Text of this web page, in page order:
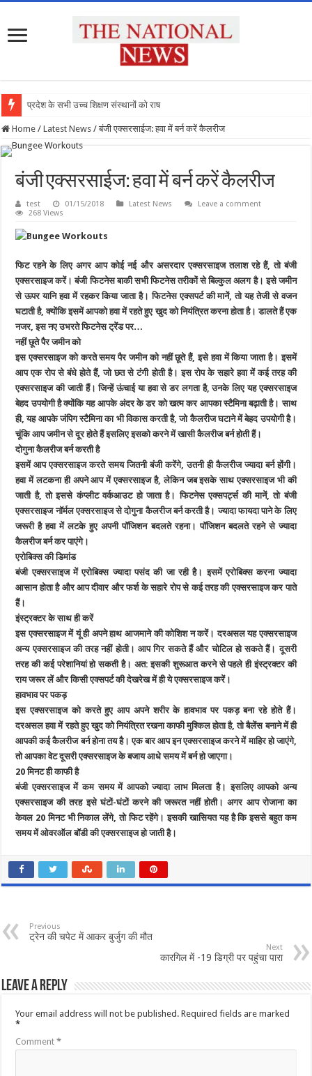
प्रदेश के सभी उच्च शिक्षण संस्थानों को राष्ट्री
Home / Latest News / बंजी एक्सरसाईज: हवा में बर्न करें कैलरीज
बंजी एक्सरसाईज: हवा में बर्न करें कैलरीज
test 01/15/2018 Latest News
Leave a comment
268 Views
फिट रहने के लिए अगर आप कोई नई और असरदार एक्सरसाइज तलाश रहे हैं, तो बंजी
एक्सरसाइज करें। बंजी फिटनेस बाकी सभी फिटनेस तरीकों से बिल्कुल अलग है। इसे जमीन
से ऊपर यानि हवा में रहकर किया जाता है। फिटनेस एक्सपर्ट की मानें, तो यह तेजी से वजन
घटाती है, क्योंकि इसमें आपको हवा में रहते हुए खुद को नियंत्रित करना होता है। डालते हैं एक
नजर, इस नए उभरते फिटनेस ट्रेंड पर…
नहीं छूते पैर जमीन को
इस एक्सरसाइज को करते समय पैर जमीन को नहीं छूते हैं, इसे हवा में किया जाता है। इसमें
आप एक रोप से बंधे होते हैं, जो छत से टंगी होती है। इस रोप के सहारे हवा में कई तरह की
एक्सरसाइज की जाती हैं। जिन्हें ऊंचाई या हवा से डर लगता है, उनके लिए यह एक्सरसाइज
बेहद उपयोगी है क्योंकि यह आपके अंदर के डर को खत्म कर आपका स्टैमिना बढ़ाती है। साथ
ही, यह आपके जंपिग स्टैमिना का भी विकास करती है, जो कैलरीज घटाने में बेहद उपयोगी है।
चूंकि आप जमीन से दूर होते हैं इसलिए इसको करने में खासी कैलरीज बर्न होती हैं।
दोगुना कैलरीज बर्न करती है
इसमें आप एक्सरसाइज करते समय जितनी बंजी करेंगे, उतनी ही कैलरीज ज्यादा बर्न होंगी।
हवा में लटकना ही अपने आप में एक्सरसाइज है, लेकिन जब इसके साथ एक्सरसाइज भी की
जाती है, तो इससे कंप्लीट वर्कआउट हो जाता है। फिटनेस एक्सपर्ट्स की मानें, तो बंजी
एक्सरसाइज नॉर्मल एक्सरसाइज से दोगुना कैलरीज बर्न करती है। ज्यादा फायदा पाने के लिए
जरूरी है हवा में लटके हुए अपनी पॉजिशन बदलते रहना। पॉजिशन बदलते रहने से ज्यादा
कैलरीज बर्न कर पाएंगे।
एरोबिक्स की डिमांड
बंजी एक्सरसाइज में एरोबिक्स ज्यादा पसंद की जा रही है। इसमें एरोबिक्स करना ज्यादा
आसान होता है और आप दीवार और फर्श के सहारे रोप से कई तरह की एक्सरसाइज कर पाते
हैं।
इंस्ट्रक्टर के साथ ही करें
इस एक्सरसाइज में यूं ही अपने हाथ आजमाने की कोशिश न करें। दरअसल यह एक्सरसाइज
अन्य एक्सरसाइज की तरह नहीं होती। आप गिर सकते हैं और चोटिल हो सकते हैं। दूसरी
तरह की कई परेशानियां हो सकती है। अत: इसकी शुरूआत करने से पहले ही इंस्ट्रक्टर की
राय जरूर लें और किसी एक्सपर्ट की देखरेख में ही ये एक्सरसाइज करें।
हावभाव पर पकड़
इस एक्सरसाइज को करते हुए आप अपने शरीर के हावभाव पर पकड़ बना रहे होते हैं।
दरअसल हवा में रहते हुए खुद को नियंत्रित रखना काफी मुश्किल होता है, तो बैलेंस बनाने में ही
आपकी कई कैलरीज बर्न होना तय है। एक बार आप इन एक्सरसाइज करने में माहिर हो जाएंगे,
तो आपका वेट दूसरी एक्सरसाइज के बजाय आधे समय में बर्न हो जाएगा।
20 मिनट ही काफी है
बंजी एक्सरसाइज में कम समय में आपको ज्यादा लाभ मिलता है। इसलिए आपको अन्य
एक्सरसाइज की तरह इसे घंटों-घंटों करने की जरूरत नहीं होती। अगर आप रोजाना का
केवल 20 मिनट भी निकाल लेंगे, तो फिट रहेंगे। इसकी खासियत यह है कि इससे बहुत कम
समय में ओवरऑल बॉडी की एक्सरसाइज हो जाती है।
Previous
ट्रेन की चपेट में आकर बुर्जुग की मौत
Next
कारगिल में -19 डिग्री पर पहुंचा पारा
Leave a Reply
Your email address will not be published. Required fields are marked
*
Comment*